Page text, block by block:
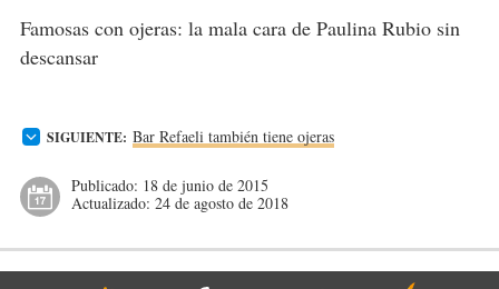
Famosas con ojeras: la mala cara de Paulina Rubio sin
descansar
SIGUIENTE: Bar Refaeli también tiene ojeras
Publicado: 18 de junio de 2015
Actualizado: 24 de agosto de 2018